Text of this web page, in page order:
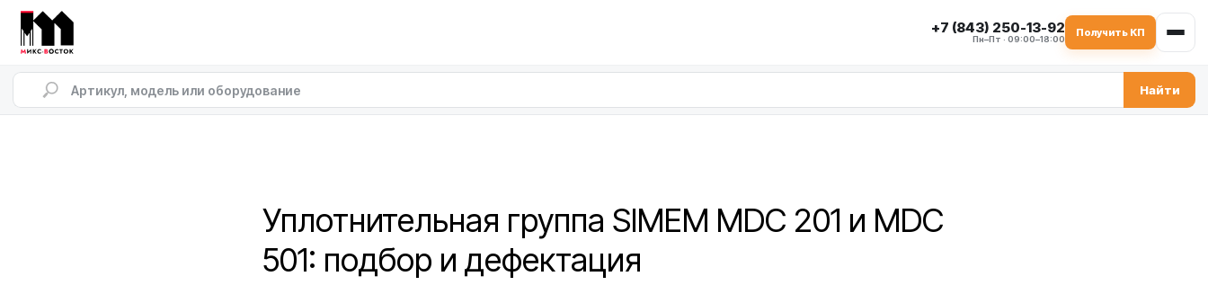
+7 (843) 250-13-92
Пн–Пт · 09:00–18:00
Получить КП
Найти
Уплотнительная группа SIMEM MDC 201 и MDC
501: подбор и дефектация